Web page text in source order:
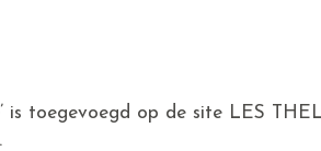
is toegevoegd op de site LES